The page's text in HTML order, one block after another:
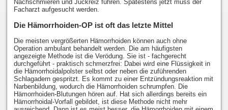
Nachschmieren und Juckreiz führen. Spätestens jetzt muss der
Facharzt aufgesucht werden.
Die Hämorrhoiden-OP ist oft das letzte Mittel
Die meisten vergrößerten Hämorrhoiden können auch ohne
Operation ambulant behandelt werden. Die am häufigsten
angezeigte Methode ist die Verödung. Sie ist - fachgerecht
durchgeführt - praktisch schmerzfrei: Dabei wird eine Flüssigkeit in
die Hämorrhoidalpolster selbst oder neben die zuführenden
Schlagadern gespritzt. Es kommt zu einer Entzündungsreaktion mit
Narbenbildung, wodurch die Hämorrhoiden schrumpfen. Die
Hämorrhoiden-Blutungen hören auf. Hat sich allerdings bereits ein
Hämorrhoidal-Vorfall gebildet, ist diese Methode nicht mehr